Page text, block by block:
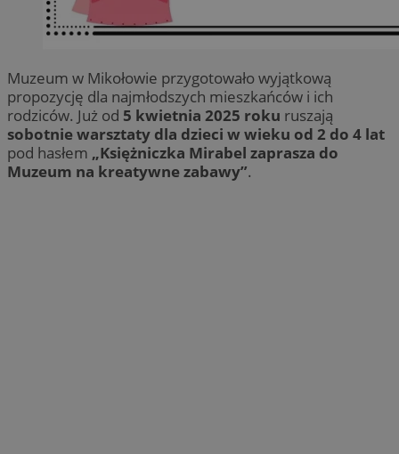
Muzeum w Mikołowie przygotowało wyjątkową
propozycję dla najmłodszych mieszkańców i ich
rodziców. Już od 5 kwietnia 2025 roku ruszają
sobotnie warsztaty dla dzieci w wieku od 2 do 4 lat
pod hasłem „Księżniczka Mirabel zaprasza do
Muzeum na kreatywne zabawy”.